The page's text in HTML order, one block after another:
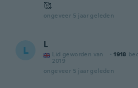
🥰
ongeveer 5 jaar geleden
L L
Lid geworden van
2019
· 1918
ongeveer 5 jaar geleden